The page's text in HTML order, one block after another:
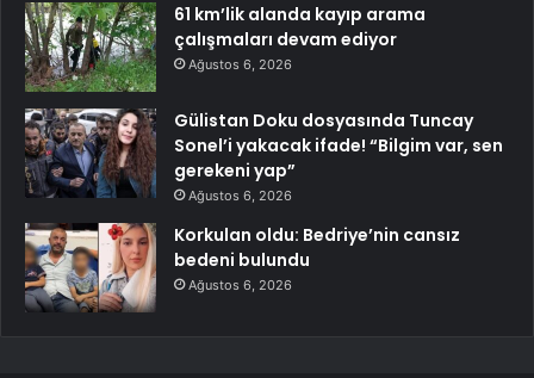
61 km’lik alanda kayıp arama
çalışmaları devam ediyor
Ağustos 6, 2026
Gülistan Doku dosyasında Tuncay
Sonel’i yakacak ifade! “Bilgim var, sen
gerekeni yap”
Ağustos 6, 2026
Korkulan oldu: Bedriye’nin cansız
bedeni bulundu
Ağustos 6, 2026